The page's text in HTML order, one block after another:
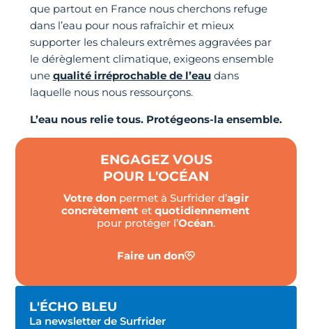
que partout en France nous cherchons refuge
dans l’eau pour nous rafraîchir et mieux
supporter les chaleurs extrêmes aggravées par
le dérèglement climatique, exigeons ensemble
une qualité irréprochable de l’eaudans
laquelle nous nous ressourçons.
L’eau nous relie tous. Protégeons-la ensemble.
ENGAGEZ VOUS
POUR L'OCÉAN
Votre donpermet à Surfrider d’agir
concrètement etquotidiennement
pour protéger l’Océan.
Faire un don
L'ÉCHO BLEU
La newsletter de Surfrider